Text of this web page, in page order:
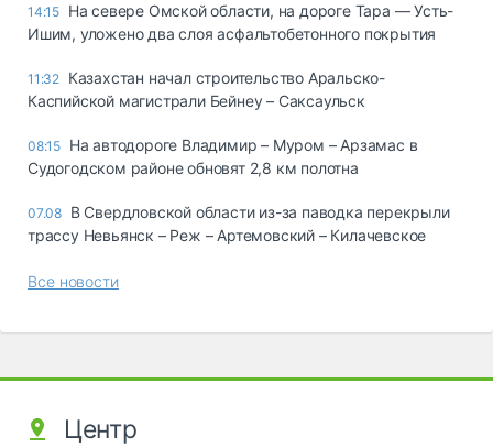
14:15 На севере Омской области, на дороге Тара — Усть-
Ишим, уложено два слоя асфальтобетонного покрытия
11:32 Казахстан начал строительство Аральско-
Каспийской магистрали Бейнеу – Саксаульск
08:15 На автодороге Владимир – Муром – Арзамас в
Судогодском районе обновят 2,8 км полотна
07.08 В Свердловской области из-за паводка перекрыли
трассу Невьянск – Реж – Артемовский – Килачевское
Все новости
Центр